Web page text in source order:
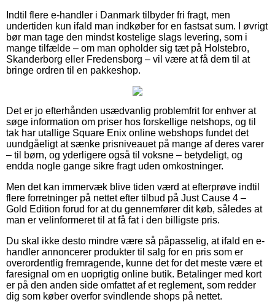
Indtil flere e-handler i Danmark tilbyder fri fragt, men
undertiden kun ifald man indkøber for en fastsat sum. I øvrigt
bør man tage den mindst kostelige slags levering, som i
mange tilfælde – om man opholder sig tæt på Holstebro,
Skanderborg eller Fredensborg – vil være at få dem til at
bringe ordren til en pakkeshop.
Det er jo efterhånden usædvanlig problemfrit for enhver at
søge information om priser hos forskellige netshops, og til
tak har utallige Square Enix online webshops fundet det
uundgåeligt at sænke prisniveauet på mange af deres varer
– til børn, og yderligere også til voksne – betydeligt, og
endda nogle gange sikre fragt uden omkostninger.
Men det kan immervæk blive tiden værd at efterprøve indtil
flere forretninger på nettet efter tilbud på Just Cause 4 –
Gold Edition forud for at du gennemfører dit køb, således at
man er velinformeret til at få fat i den billigste pris.
Du skal ikke desto mindre være så påpasselig, at ifald en e-
handler annoncerer produkter til salg for en pris som er
overordentlig fremragende, kunne det for det meste være et
faresignal om en uoprigtig online butik. Betalinger med kort
er på den anden side omfattet af et reglement, som redder
dig som køber overfor svindlende shops på nettet.